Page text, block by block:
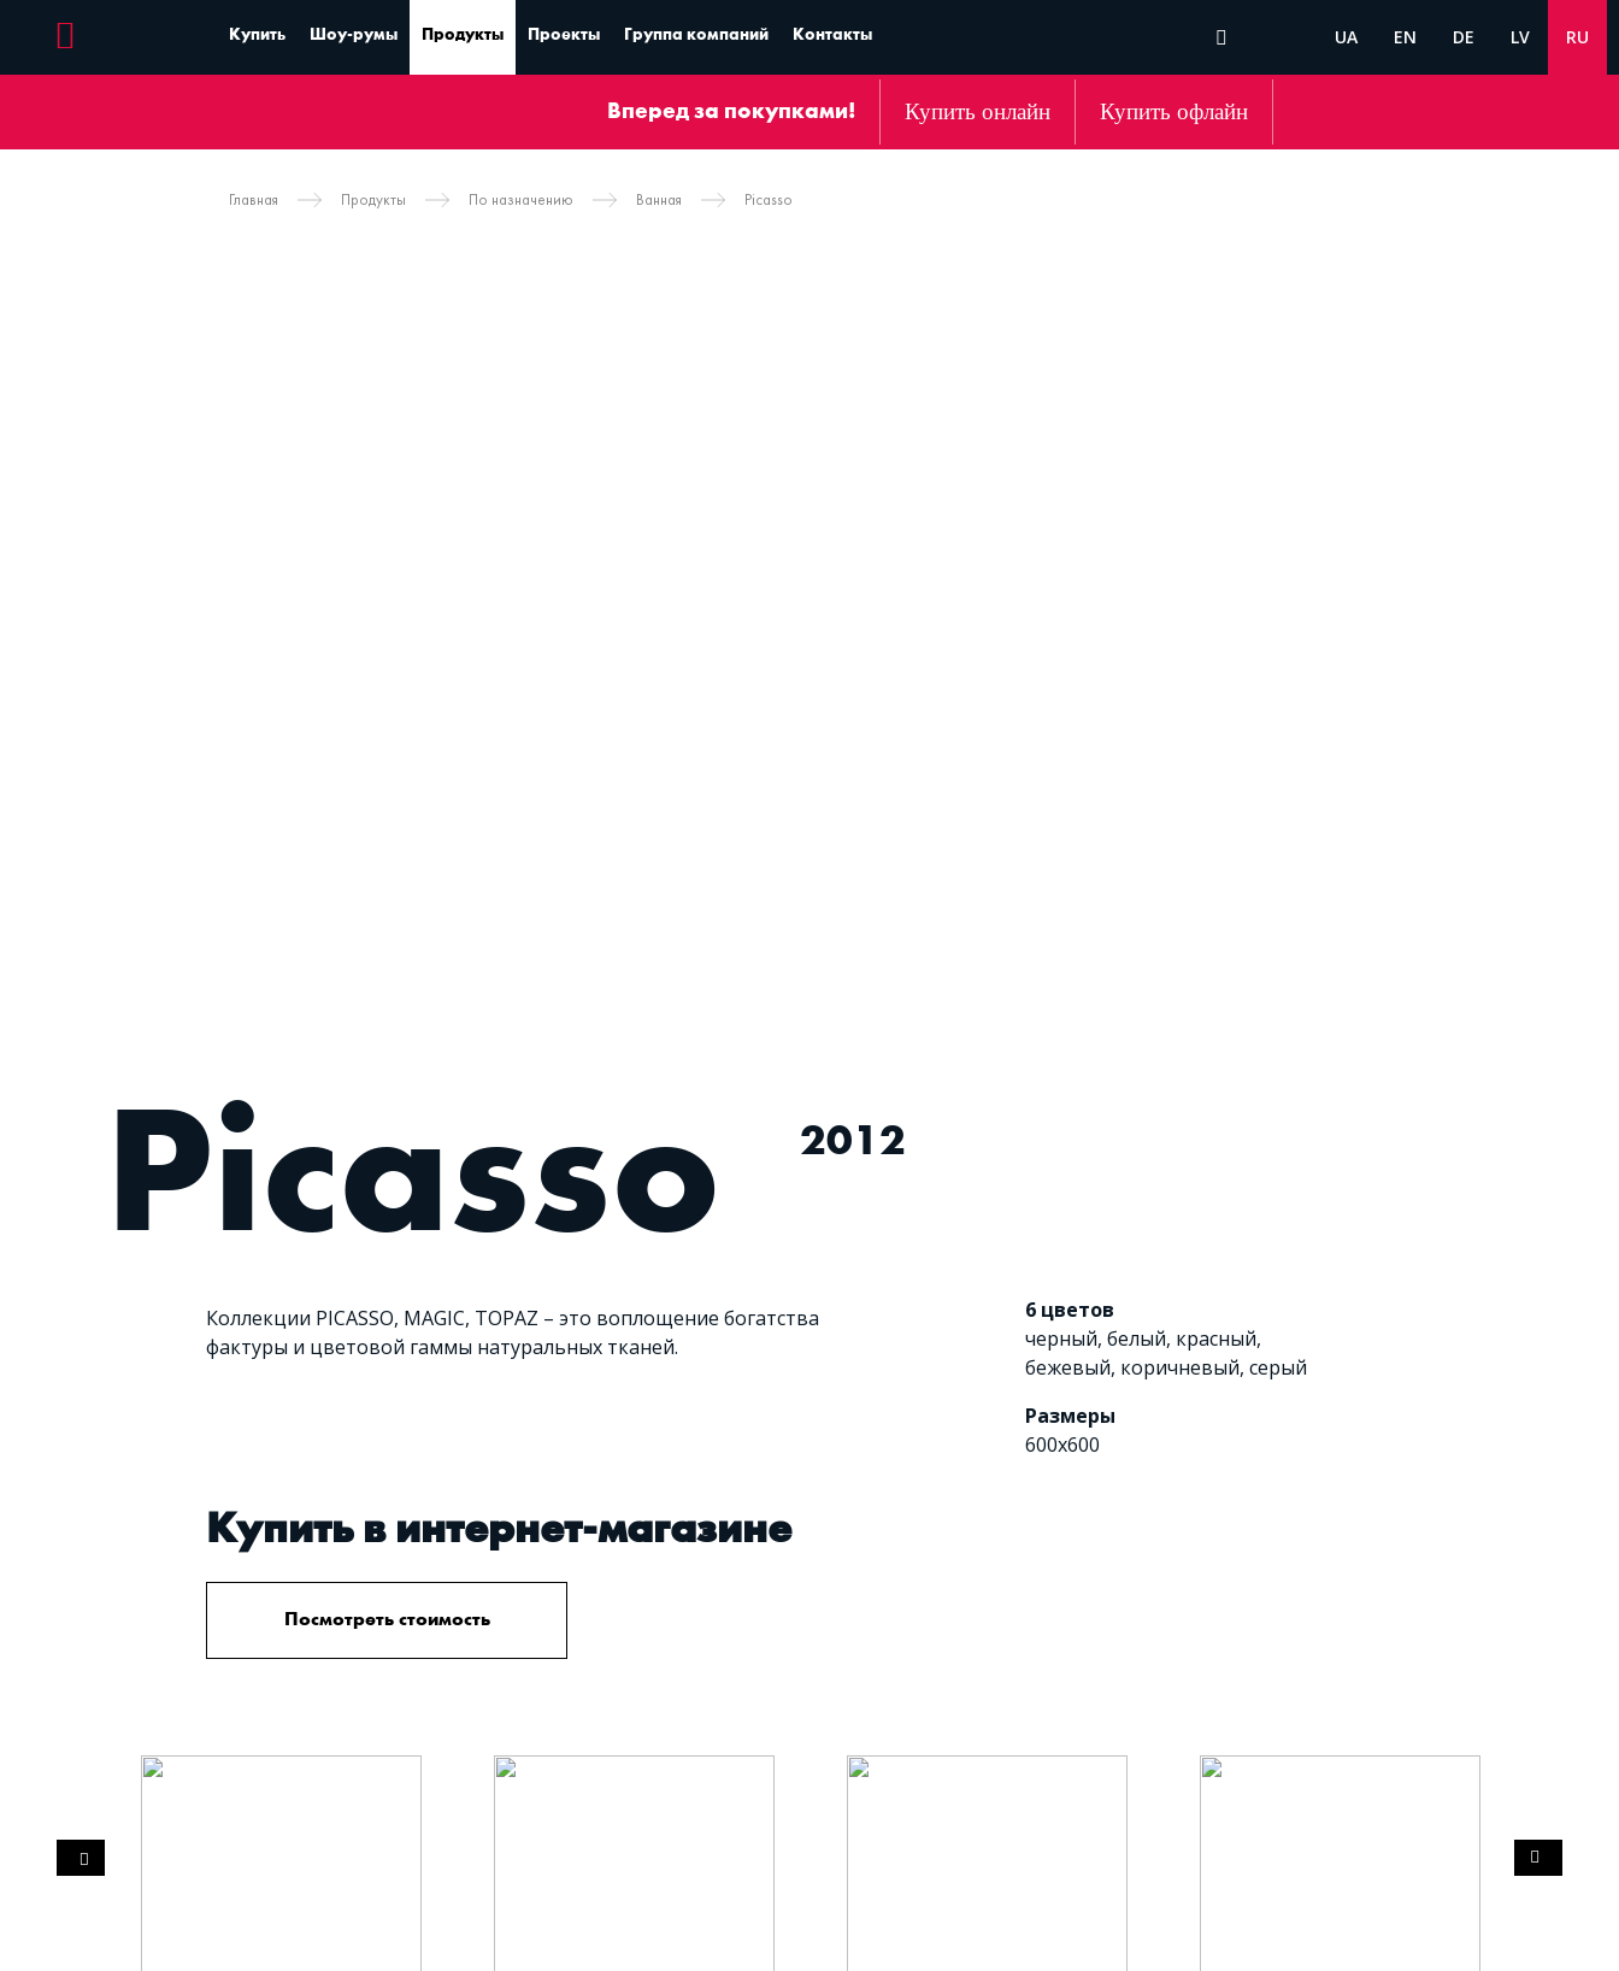
Купить Шоу-румы Продукты Проекты Группа компаний Контакты UA EN DE LV RU
Вперед за покупками! Купить онлайн Купить офлайн
Главная Продукты По назначению Ванная Picasso
Picasso 2012
Коллекции PICASSO, MAGIC, TOPAZ – это воплощение богатства
фактуры и цветовой гаммы натуральных тканей.
6 цветов
черный, белый, красный,
бежевый, коричневый, серый
Размеры
600x600
Купить в интернет-магазине
Посмотреть стоимость